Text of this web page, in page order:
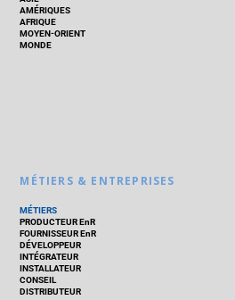
AMÉRIQUES
AFRIQUE
MOYEN-ORIENT
MONDE
MÉTIERS & ENTREPRISES
MÉTIERS
PRODUCTEUR EnR
FOURNISSEUR EnR
DÉVELOPPEUR
INTÉGRATEUR
INSTALLATEUR
CONSEIL
DISTRIBUTEUR